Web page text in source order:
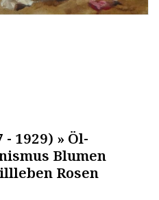
1929) » Öl-
Blumen
Rosen